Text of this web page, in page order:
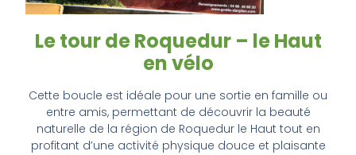
Le tour de Roquedur – le Haut
en vélo
Cette boucle est idéale pour une sortie en famille ou
entre amis, permettant de découvrir la beauté
naturelle de la région de Roquedur le Haut tout en
profitant d’une activité physique douce et plaisante